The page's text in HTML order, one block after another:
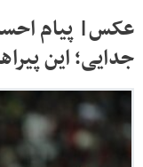
عکس‌| پیام
جدایی؛ این